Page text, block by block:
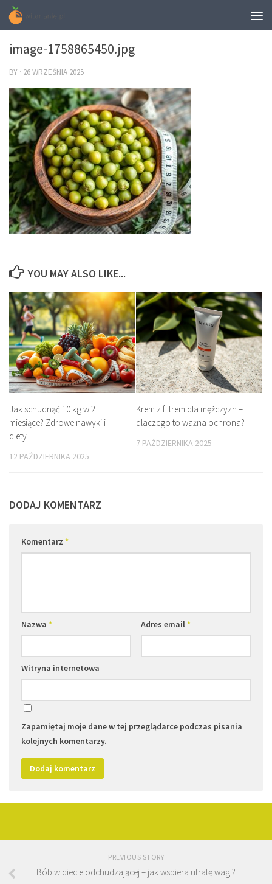
0
image-1758865450.jpg
BY · 26 WRZEŚNIA 2025
YOU MAY ALSO LIKE...
Jak schudnąć 10 kg w 2
miesiące? Zdrowe nawyki i
diety
12 PAŹDZIERNIKA 2025
Krem z filtrem dla mężczyzn –
dlaczego to ważna ochrona?
7 PAŹDZIERNIKA 2025
DODAJ KOMENTARZ
Komentarz *
Nazwa * Adres email*
Witryna internetowa
Zapamiętaj moje dane w tej przeglądarce podczas pisania
kolejnych komentarzy.
PREVIOUS STORY
Bób w diecie odchudzającej – jak wspiera utratę wagi?